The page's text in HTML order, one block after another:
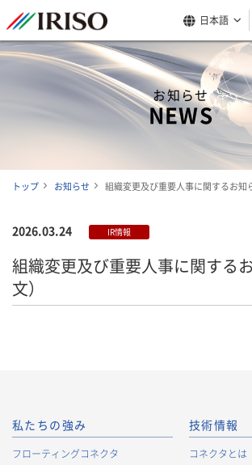
日本語
お知らせ
NEWS
トップ お知らせ 組織変更及び重要人事に関するお知
2026.03.24 IR情報
組織変更及び重要人事に関する
文）
私たちの強み
フローティングコネクタ
技術情報
コネクタとは